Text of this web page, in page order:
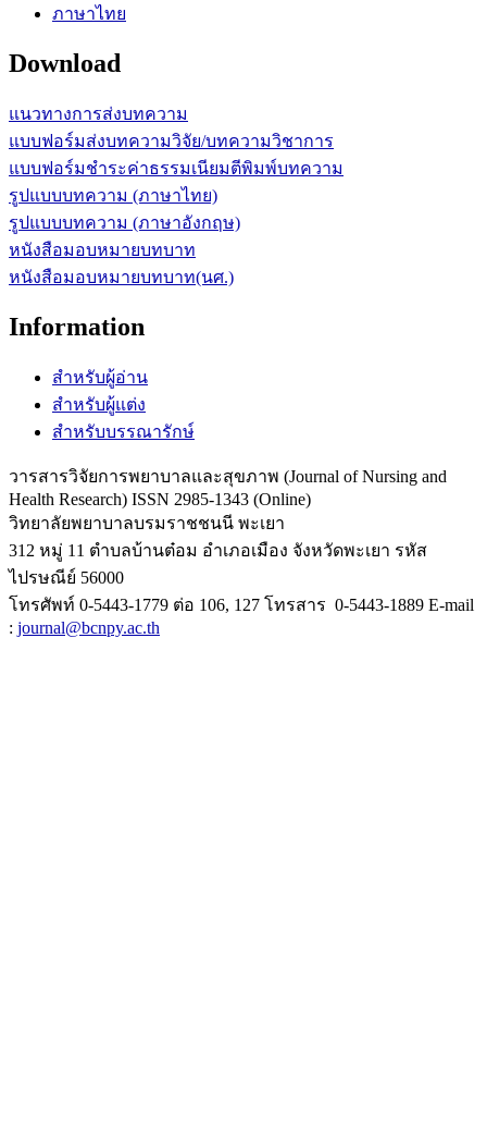
ภาษาไทย
Download
แนวทางการส่งบทความ
แบบฟอร์มส่งบทความวิจัย/บทความวิชาการ
แบบฟอร์มชำระค่าธรรมเนียมตีพิมพ์บทความ
รูปแบบบทความ (ภาษาไทย)
รูปแบบบทความ (ภาษาอังกฤษ)
หนังสือมอบหมายบทบาท
หนังสือมอบหมายบทบาท(นศ.)
Information
สำหรับผู้อ่าน
สำหรับผู้แต่ง
สำหรับบรรณารักษ์
วารสารวิจัยการพยาบาลและสุขภาพ (Journal of Nursing and
Health Research) ISSN 2985-1343 (Online)
วิทยาลัยพยาบาลบรมราชชนนี พะเยา
312 หมู่ 11 ตำบลบ้านต๋อม อำเภอเมือง จังหวัดพะเยา รหัส
ไปรษณีย์ 56000
โทรศัพท์ 0-5443-1779 ต่อ 106, 127 โทรสาร 0-5443-1889 E-mail
: journal@bcnpy.ac.th